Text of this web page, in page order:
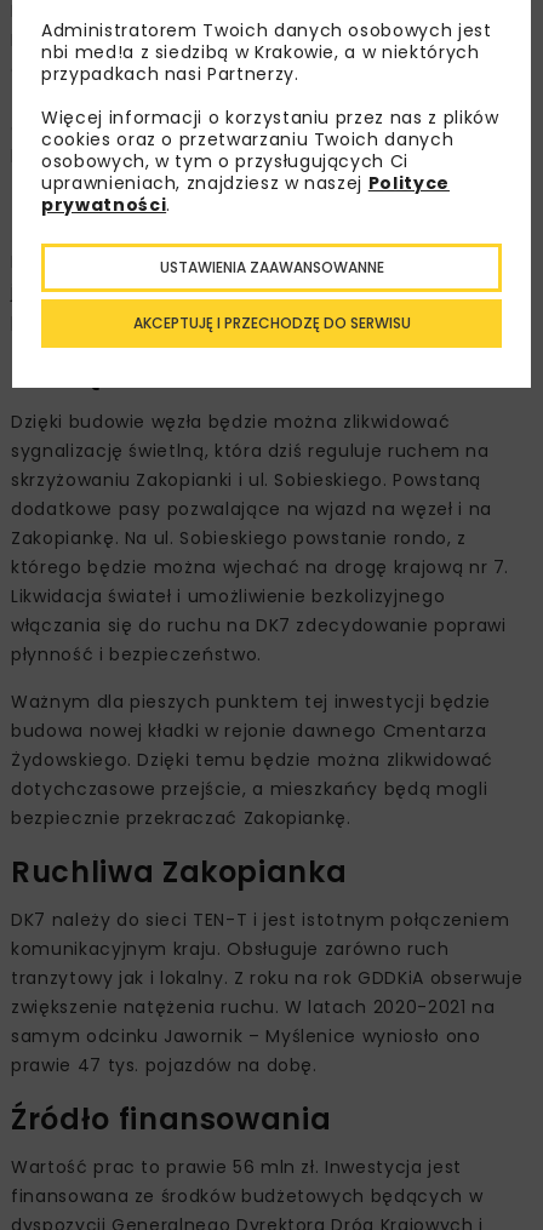
Pierwsze prace będą polegały na przełożeniu sieci
energetycznych niskiego i średniego napięcia,
gazowych, które kolidują z naszą inwestycją. Poza tym
konieczna będzie rozbiórka pięciu budynków
znajdujących się na placu budowy.
Budowa potrwa 18 miesięcy, do tego czasu trzeba
jeszcze doliczyć przerwy zimowe. Nowy węzeł powinien
powstać do końca 2025 r.
Dzięki budowie węzła będzie można zlikwidować
sygnalizację świetlną, która dziś reguluje ruchem na
skrzyżowaniu Zakopianki i ul. Sobieskiego. Powstaną
dodatkowe pasy pozwalające na wjazd na węzeł i na
Zakopiankę. Na ul. Sobieskiego powstanie rondo, z
którego będzie można wjechać na drogę krajową nr 7.
Likwidacja świateł i umożliwienie bezkolizyjnego
włączania się do ruchu na DK7 zdecydowanie poprawi
płynność i bezpieczeństwo.
Ważnym dla pieszych punktem tej inwestycji będzie
budowa nowej kładki w rejonie dawnego Cmentarza
Żydowskiego. Dzięki temu będzie można zlikwidować
dotychczasowe przejście, a mieszkańcy będą mogli
bezpiecznie przekraczać Zakopiankę.
Ruchliwa Zakopianka
DK7 należy do sieci TEN-T i jest istotnym połączeniem
komunikacyjnym kraju. Obsługuje zarówno ruch
tranzytowy jak i lokalny. Z roku na rok GDDKiA obserwuje
zwiększenie natężenia ruchu. W latach 2020-2021 na
samym odcinku Jawornik – Myślenice wyniosło ono
prawie 47 tys. pojazdów na dobę.
Źródło finansowania
Wartość prac to prawie 56 mln zł. Inwestycja jest
finansowana ze środków budżetowych będących w
Administratorem Twoich danych osobowych jest
nbi med!a z siedzibą w Krakowie, a w niektórych
przypadkach nasi Partnerzy.
Więcej informacji o korzystaniu przez nas z plików
cookies oraz o przetwarzaniu Twoich danych
osobowych, w tym o przysługujących Ci
uprawnieniach, znajdziesz w naszej Polityce
prywatności.
AKCEPTUJĘ I PRZECHODZĘ DO SERWISU
USTAWIENIA ZAAWANSOWANNE